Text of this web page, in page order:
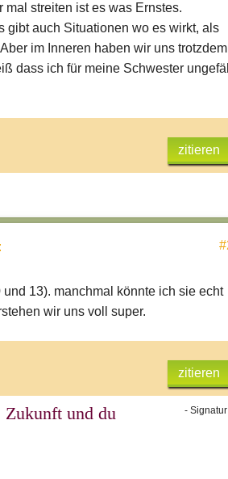
streiten ist es was Ernstes.
gibt auch Situationen wo es wirkt, als
im Inneren haben wir uns trotzdem
dass ich für meine Schwester
zitieren
13). manchmal könnte ich sie echt
wir uns voll super.
zitieren
-
Zukunft und du